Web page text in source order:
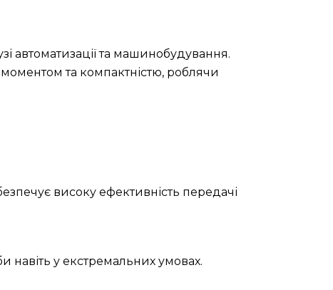
автоматизації та машинобудування.
та компактністю, роблячи
високу ефективність передачі
навіть у екстремальних умовах.